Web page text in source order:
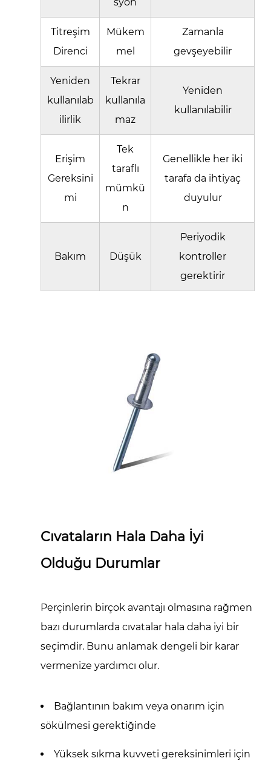
Titreşim
Direnci
Mükem
mel
Zamanla
gevşeyebilir
Yeniden
kullanılab
ilirlik
Tekrar
kullanıla
maz
Yeniden
kullanılabilir
Erişim
Gereksini
mi
Tek
taraflı
mümkü
n
Genellikle her iki
tarafa da ihtiyaç
duyulur
Bakım Düşük
Periyodik
kontroller
gerektirir
Cıvataların Hala Daha İyi
Olduğu Durumlar
Perçinlerin birçok avantajı olmasına rağmen
bazı durumlarda cıvatalar hala daha iyi bir
seçimdir. Bunu anlamak dengeli bir karar
vermenize yardımcı olur.
Bağlantının bakım veya onarım için
sökülmesi gerektiğinde
Yüksek sıkma kuvveti gereksinimleri için